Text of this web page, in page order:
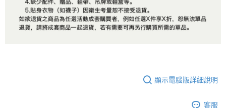
顯示電腦版詳細說明
客服